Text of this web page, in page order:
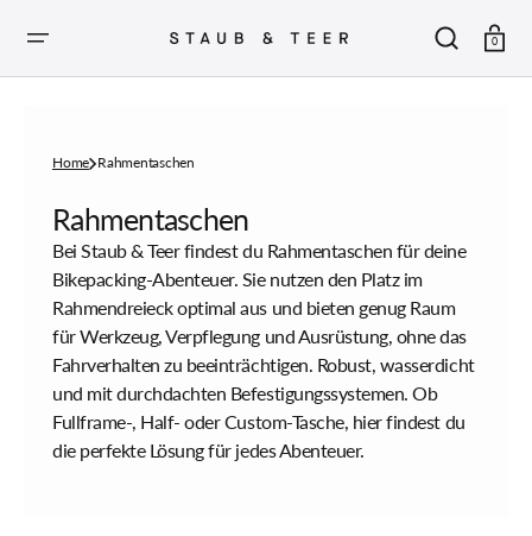
SPRINGEN
0
Home Rahmentaschen
Sammlung:
Rahmentaschen
Bei Staub & Teer findest du Rahmentaschen für deine
Bikepacking-Abenteuer. Sie nutzen den Platz im
Rahmendreieck optimal aus und bieten genug Raum
für Werkzeug, Verpflegung und Ausrüstung, ohne das
Fahrverhalten zu beeinträchtigen. Robust, wasserdicht
und mit durchdachten Befestigungssystemen. Ob
Fullframe-, Half- oder Custom-Tasche, hier findest du
die perfekte Lösung für jedes Abenteuer.